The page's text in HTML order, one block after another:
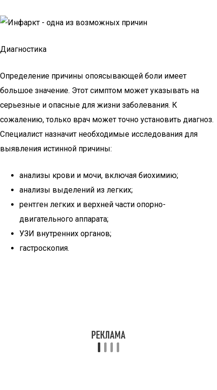
Диагностика
Определение причины опоясывающей боли имеет
большое значение. Этот симптом может указывать на
серьезные и опасные для жизни заболевания. К
сожалению, только врач может точно установить диагноз.
Специалист назначит необходимые исследования для
выявления истинной причины:
анализы крови и мочи, включая биохимию;
анализы выделений из легких;
рентген легких и верхней части опорно-
двигательного аппарата;
УЗИ внутренних органов;
гастроскопия.